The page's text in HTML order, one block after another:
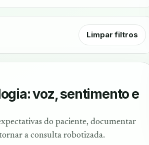
Limpar filtros
voz, sentimento e
do paciente, documentar
a consulta robotizada.